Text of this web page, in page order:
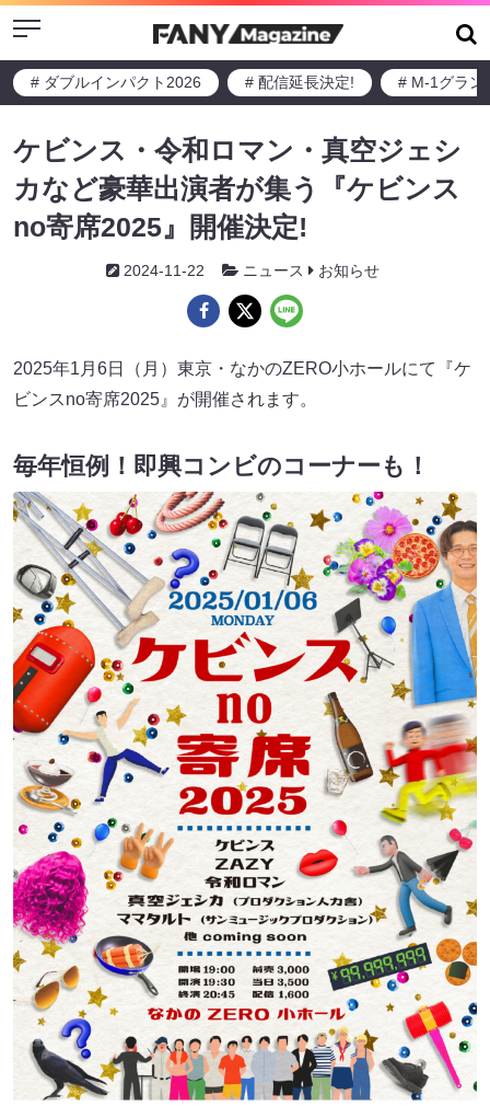
Menu
# ダブルインパクト2026 # 配信延長決定! # M-1グラン
ケビンス・令和ロマン・真空ジェシ
カなど豪華出演者が集う『ケビンス
no寄席2025』開催決定!
2024-11-22 ニュース お知らせ
2025年1月6日（月）東京・なかのZERO小ホールにて『ケ
ビンスno寄席2025』が開催されます。
毎年恒例！即興コンビのコーナーも！